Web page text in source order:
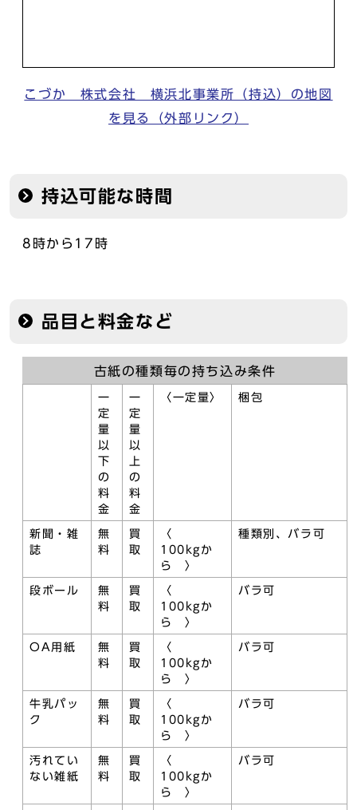
こづか 株式会社 横浜北事業所（持込）の地図
を見る（外部リンク）
持込可能な時間
8時から17時
品目と料金など
古紙の種類毎の持ち込み条件
一
定
量
以
下
の
料
金
一
定
量
以
上
の
料
金
〈一定量〉 梱包
新聞・雑
誌
無
料
買
取
〈
100kgか
ら 〉
種類別、バラ可
段ボール
無
料
買
取
〈
100kgか
ら 〉
バラ可
OA用紙
無
料
買
取
〈
100kgか
ら 〉
バラ可
牛乳パッ
ク
無
料
買
取
〈
100kgか
ら 〉
バラ可
汚れてい
ない雑紙
無
料
買
取
〈
100kgか
ら 〉
バラ可